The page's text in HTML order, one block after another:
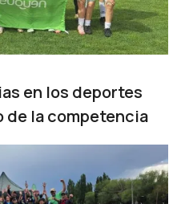
en los deportes
la competencia